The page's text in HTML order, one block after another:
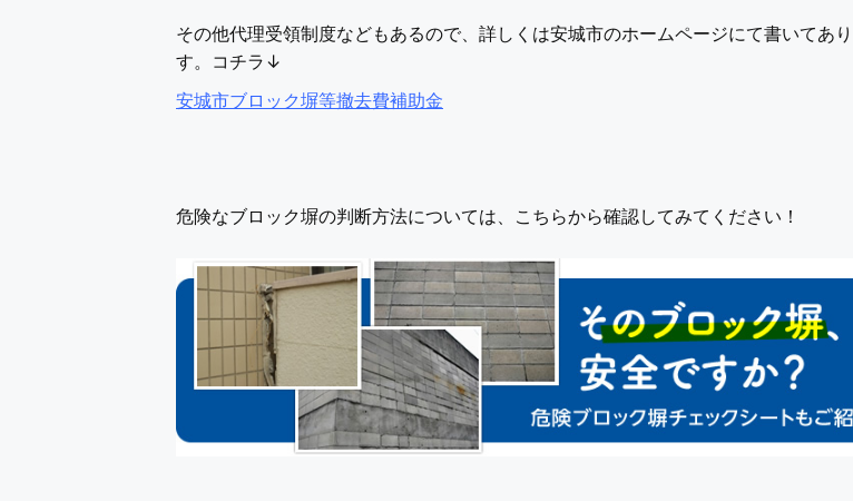
その他代理受領制度などもあるので、詳しくは安城市のホームページにて書いてあり
す。コチラ↓
安城市ブロック塀等撤去費補助金
危険なブロック塀の判断方法については、こちらから確認してみてください！